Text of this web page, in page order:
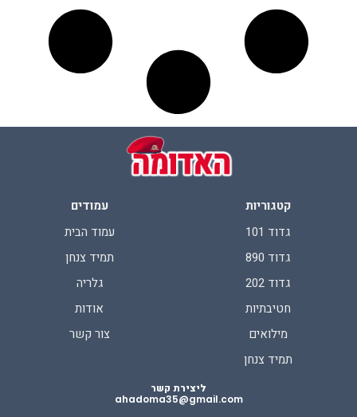
קטגוריות
גדוד 101
גדוד 890
גדוד 202
חטיבתיות
מילואים
תמיד צנחן
עמודים
עמוד הבית
תמיד צנחן
גלריה
אודות
צור קשר
ליצירת קשר
ahadoma35@gmail.com